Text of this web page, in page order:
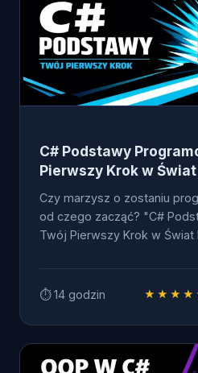
DISCOVERY
C# Podstawy
Pierwszy Krok w
Czy marzysz o zostaniu
od czego zacząć? "C#
Twój Pierwszy Krok w
⏱ 14 godzin
OD ZERA DO .NET